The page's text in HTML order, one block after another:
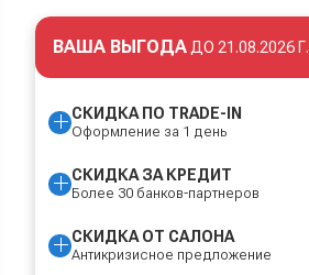
ВАША ВЫГОДА ДО 21.08.2026 Г.
СКИДКА ПО TRADE-IN
Оформление за 1 день
СКИДКА ЗА КРЕДИТ
Более 30 банков-партнеров
СКИДКА ОТ САЛОНА
Антикризисное предложение